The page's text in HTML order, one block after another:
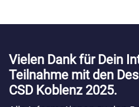
Vielen Dank für Dein
Teilnahme mit den
CSD Koblenz 2025.